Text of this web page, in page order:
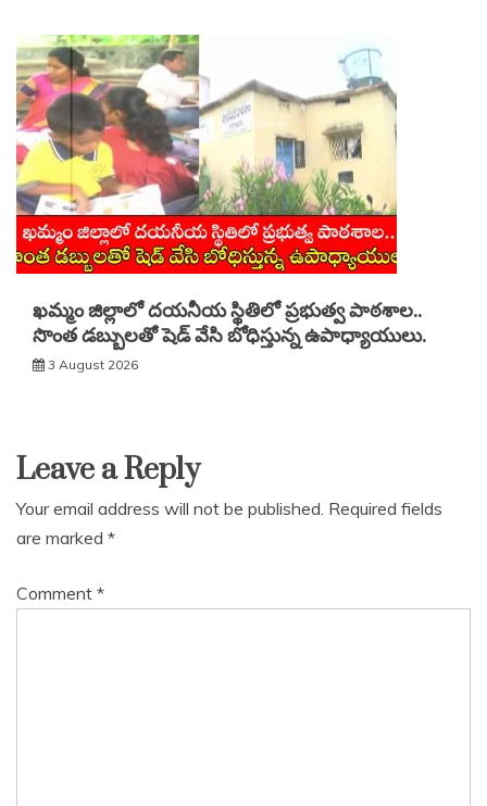
ఖమ్మం జిల్లాలో దయనీయ స్థితిలో ప్రభుత్వ పాఠశాల..
సొంత డబ్బులతో షెడ్ వేసి బోధిస్తున్న ఉపాధ్యాయులు.
3 August 2026
Leave a Reply
Your email address will not be published. Required fields
are marked *
Comment *